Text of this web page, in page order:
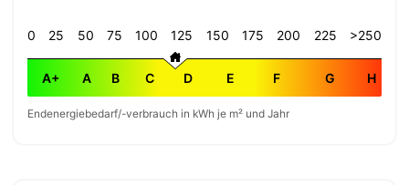
0 25 50 75 100 125 150 175 200 225 >250
A+ A B C D E F G H
Endenergiebedarf/-verbrauch in kWh je m² und Jahr